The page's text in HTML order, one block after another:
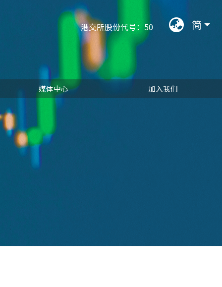
媒体中心 加入我们
港交所股份代号：50 语言选
简